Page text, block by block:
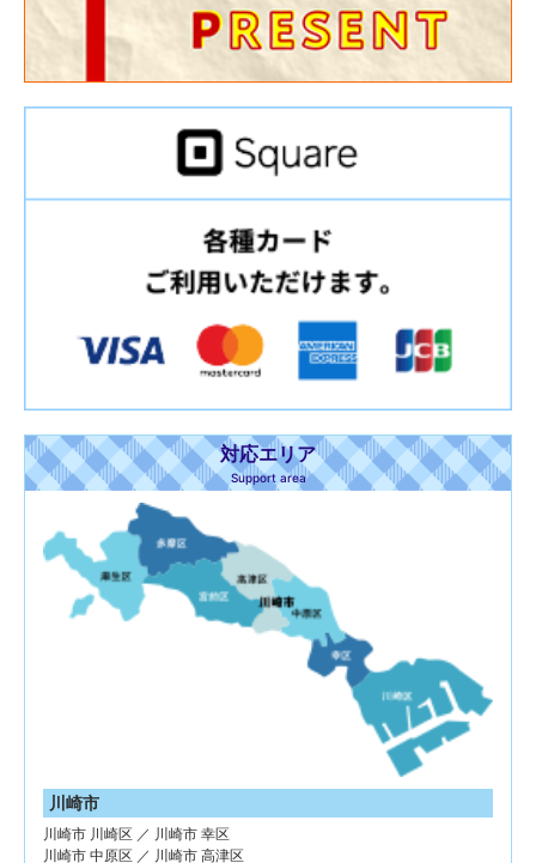
対応エリア
Support area
川崎市
川崎市 川崎区 ／ 川崎市 幸区
川崎市 中原区 ／ 川崎市 高津区